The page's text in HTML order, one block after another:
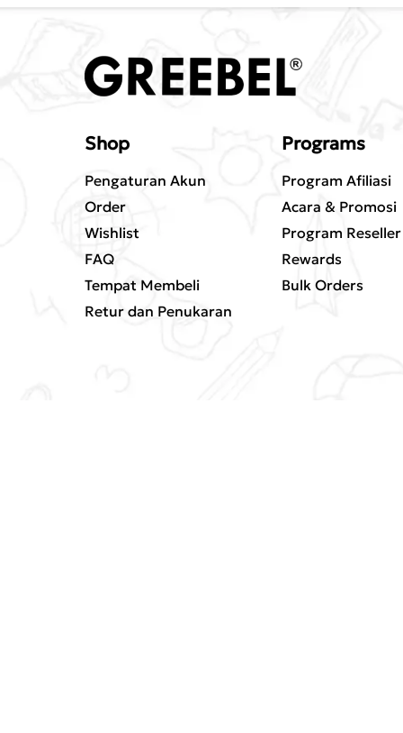
Shop
Pengaturan Akun
Order
Wishlist
FAQ
Tempat Membeli
Retur dan Penukaran
Programs
Program Afiliasi
Acara & Promosi
Program Reseller
Rewards
Bulk Orders